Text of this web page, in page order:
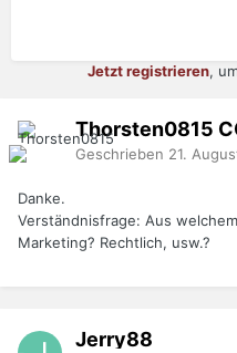
Jetzt registrieren,
Thorsten0815
Geschrieben 21.
Danke.
Verständnisfrage: Aus
Marketing? Rechtlich, usw.?
Jerry88